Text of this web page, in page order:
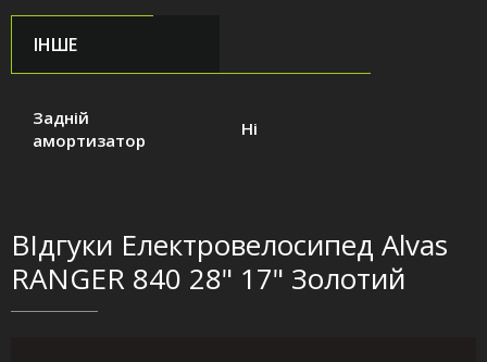
ІНШЕ
Задній
амортизатор
Ні
ВІдгуки Електровелосипед Alvas
RANGER 840 28" 17" Золотий